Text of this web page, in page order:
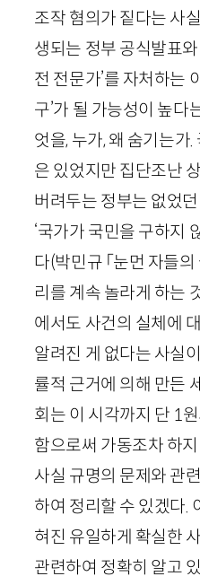
조작 혐의가 짙다는 사
생되는 정부 공식발표
전 전문가’를 자처하는
구’가 될 가능성이 높다
엇을, 누가, 왜 숨기는가
은 있었지만 집단조난
버려두는 정부는 없었
‘국가가 국민을 구하지
다(박민규 「눈먼 자들의
리를 계속 놀라게 하는
에서도 사건의 실체에
알려진 게 없다는 사실
률적 근거에 의해 만든
회는 이 시각까지 단 1
함으로써 가동조차 하
사실 규명의 문제와 관
하여 정리할 수 있겠다.
혀진 유일하게 확실한
관련하여 정확히 알고